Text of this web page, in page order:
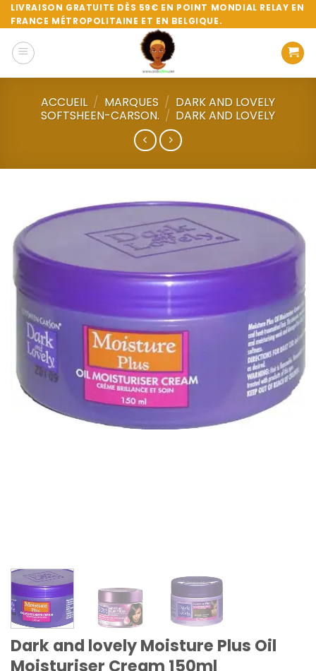
Passer
au
contenu
LIVRAISON GRATUITE DÈS 59€ EN POINT MONDIAL RELAY EN
FRANCE MÉTROPOLITAINE ET EN BELGIQUE.
ACCUEIL / MARQUES / DARK AND LOVELY
SOFTSHEEN-CARSON. / DARK AND LOVELY
Dark and lovely Moisture Plus Oil
Moisturiser Cream 150ml